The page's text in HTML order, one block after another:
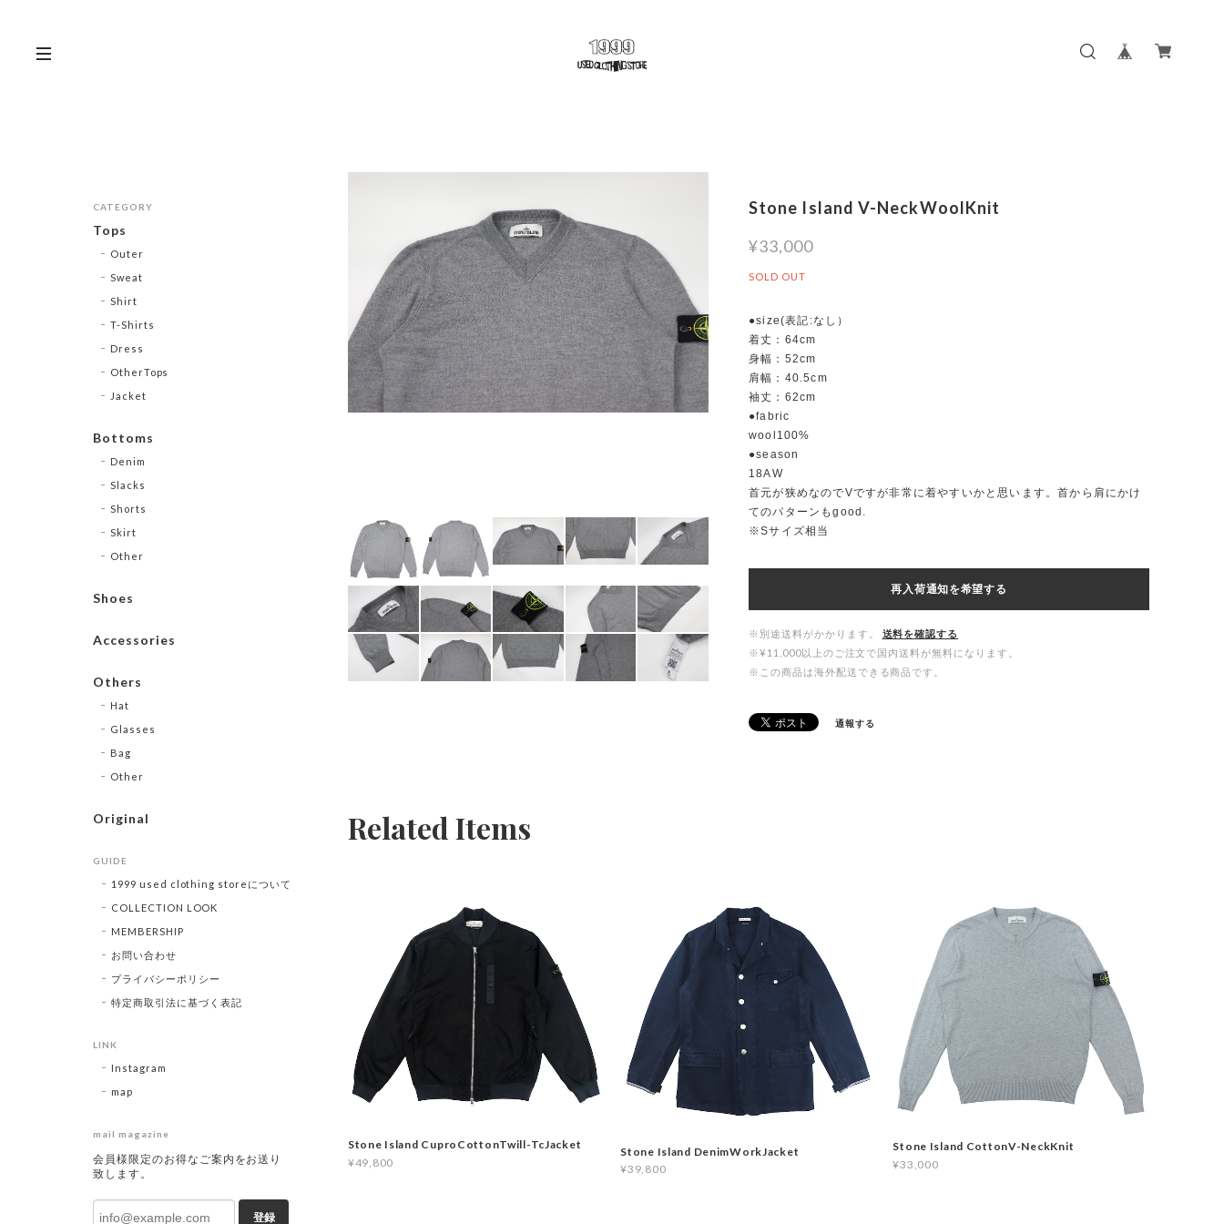
Stone Island V-NeckWoolKnit
¥33,000
SOLD OUT
●size(表記:なし）
着丈：64cm
身幅：52cm
肩幅：40.5cm
袖丈：62cm
●fabric
wool100%
●season
18AW
首元が狭めなのでVですが非常に着やすいかと思います。首から肩にかけ
てのパターンもgood.
※Sサイズ相当
再入荷通知を希望する
※別途送料がかかります。
送料を確認する
※¥11,000以上のご注文で国内送料が無料になります。
※この商品は海外配送できる商品です。
通報する
Related Items
Stone Island CuproCottonTwill-TcJacket
¥49,800
Stone Island DenimWorkJacket
¥39,800
Stone Island CottonV-NeckKnit
¥33,000
CATEGORY
Tops
Outer
Sweat
Shirt
T-Shirts
Dress
OtherTops
Jacket
Bottoms
Denim
Slacks
Shorts
Skirt
Other
Shoes
Accessories
Others
Hat
Glasses
Bag
Other
Original
GUIDE
1999 used clothing storeについて
COLLECTION LOOK
MEMBERSHIP
お問い合わせ
プライバシーポリシー
特定商取引法に基づく表記
LINK
Instagram
map
mail magazine
会員様限定のお得なご案内をお送り
致します。
登録